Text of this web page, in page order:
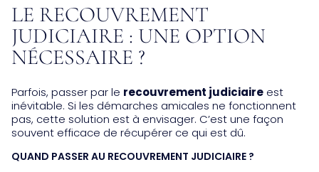
LE RECOUVREMENT
JUDICIAIRE : UNE OPTION
NÉCESSAIRE ?
Parfois, passer par le recouvrement judiciaire est
inévitable. Si les démarches amicales ne fonctionnent
pas, cette solution est à envisager. C’est une façon
souvent efficace de récupérer ce qui est dû.
QUAND PASSER AU RECOUVREMENT JUDICIAIRE ?